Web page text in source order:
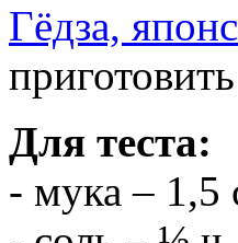
Гёдза,
Для теста:
- мука – 1,5